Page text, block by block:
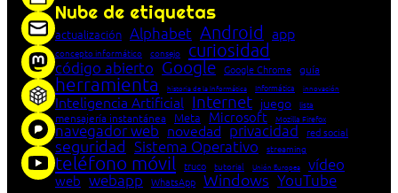
Nube de etiquetas
actualización Alphabet Android app
concepto informático consejo curiosidad
código abierto Google Google Chrome guía
herramienta historia de la Informática Informática innovación
Inteligencia Artificial Internet juego lista
mensajería instantánea Meta Microsoft Mozilla Firefox
navegador web novedad privacidad red social
seguridad Sistema Operativo streaming
teléfono móvil truco tutorial Unión Europea vídeo
web webapp WhatsApp Windows YouTube